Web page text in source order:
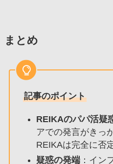
まとめ
記事のポイント
REIKAのパパ活疑
アでの発言がきっ
REIKAは完全に否定
疑惑の発端：イン